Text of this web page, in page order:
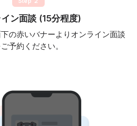
ン面談 (15分程度)
の赤いバナーよりオンライン面談
予約ください。